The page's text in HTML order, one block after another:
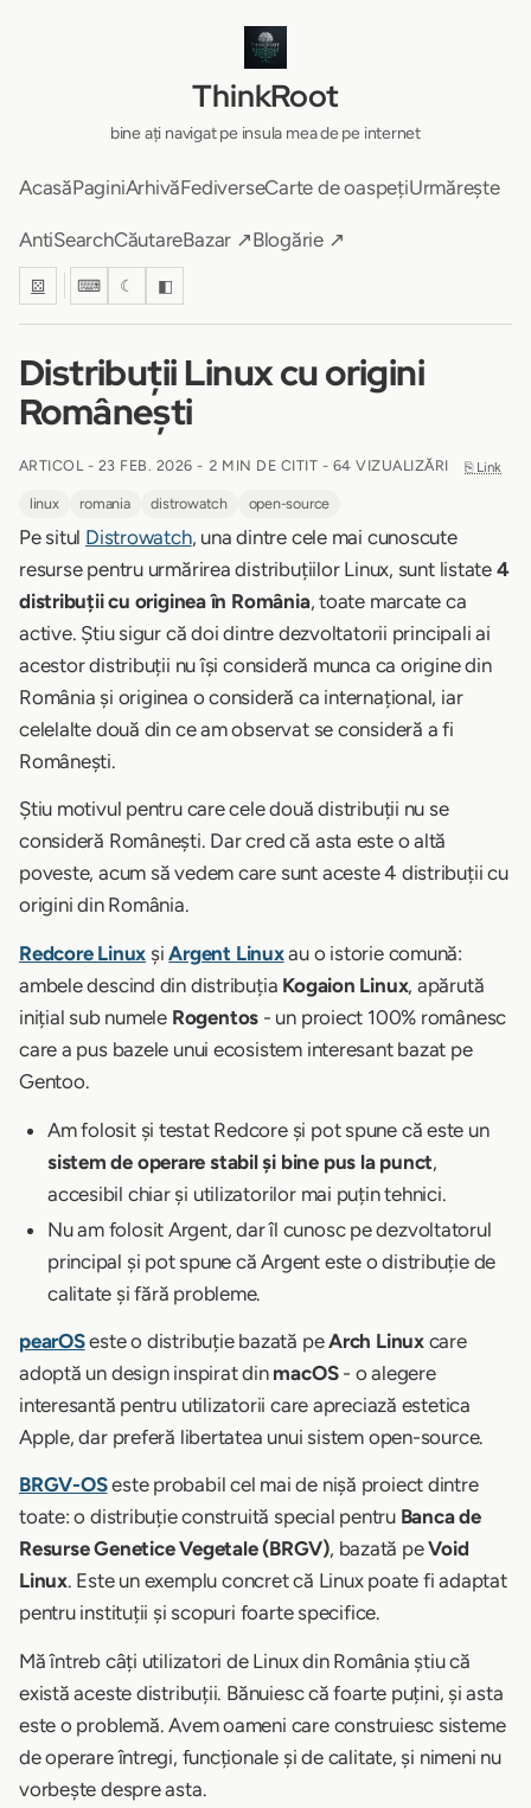
ThinkRoot
bine ați navigat pe insula mea de pe internet
AcasăPaginiArhivăFediverseCarte de oaspețiUrmărește
AntiSearchCăutareBazar ↗Blogărie ↗
⚄ ⌨ ☾ ◧
Distribuții Linux cu origini
Românești
ARTICOL - 23 FEB. 2026 - 2 MIN DE CITIT - 64 VIZUALIZĂRI ⎘ Link
linux romania distrowatch open-source
Pe situl Distrowatch, una dintre cele mai cunoscute
resurse pentru urmărirea distribuțiilor Linux, sunt listate 4
distribuții cu originea în România, toate marcate ca
active. Știu sigur că doi dintre dezvoltatorii principali ai
acestor distribuții nu își consideră munca ca origine din
România și originea o consideră ca internațional, iar
celelalte două din ce am observat se consideră a fi
Românești.
Știu motivul pentru care cele două distribuții nu se
consideră Românești. Dar cred că asta este o altă
poveste, acum să vedem care sunt aceste 4 distribuții cu
origini din România.
Redcore Linux șiArgent Linuxau o istorie comună:
ambele descind din distribuția Kogaion Linux, apărută
inițial sub numele Rogentos - un proiect 100% românesc
care a pus bazele unui ecosistem interesant bazat pe
Gentoo.
Am folosit și testat Redcore și pot spune că este un
sistem de operare stabil și bine pus la punct,
accesibil chiar și utilizatorilor mai puțin tehnici.
Nu am folosit Argent, dar îl cunosc pe dezvoltatorul
principal și pot spune că Argent este o distribuție de
calitate și fără probleme.
pearOSeste o distribuție bazată peArch Linuxcare
adoptă un design inspirat din macOS- o alegere
interesantă pentru utilizatorii care apreciază estetica
Apple, dar preferă libertatea unui sistem open-source.
BRGV-OSeste probabil cel mai de nișă proiect dintre
toate: o distribuție construită special pentru Banca de
Resurse Genetice Vegetale (BRGV), bazată peVoid
Linux. Este un exemplu concret că Linux poate fi adaptat
pentru instituții și scopuri foarte specifice.
Mă întreb câți utilizatori de Linux din România știu că
există aceste distribuții. Bănuiesc că foarte puțini, și asta
este o problemă. Avem oameni care construiesc sisteme
de operare întregi, funcționale și de calitate, și nimeni nu
vorbește despre asta.